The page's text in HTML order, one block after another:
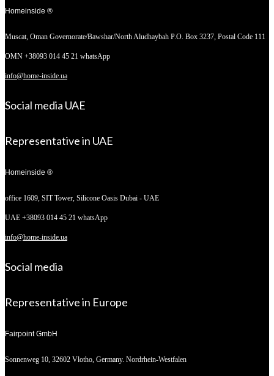
Homeinside ®
Muscat, Oman Governorate/Bawshar/North Aludhaybah P.O. Box 3237, Postal Code 111
OMN +38093 014 45 21 whatsApp
info@home-inside.ua
Social media UAE
Representative in UAE
Homeinside ®
office 1609, SIT Tower, Silicone Oasis Dubai - UAE
UAE +38093 014 45 21 whatsApp
info@home-inside.ua
Social media
Representative in Europe
Fairpoint GmbH
Sonnenweg 10, 32602 Vlotho, Germany. Nordrhein-Westfalen